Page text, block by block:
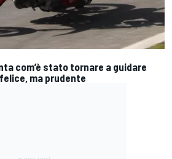
com’è stato tornare a guidare
ma prudente